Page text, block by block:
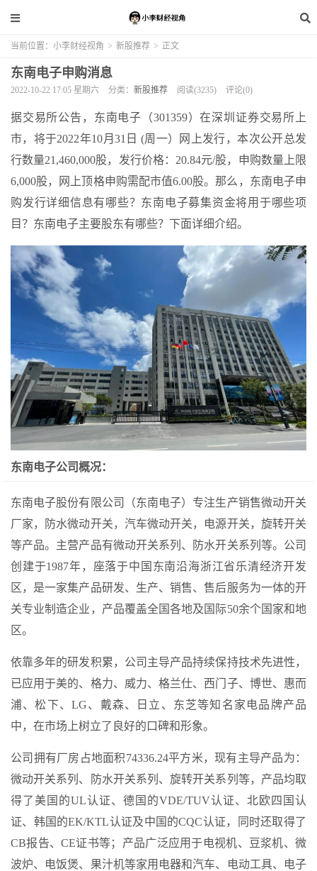
当前位置： 小李财经视角 > 新股推荐 > 正文
东南电子申购消息
2022-10-22 17:05 星期六 分类： 新股推荐 阅读(3235) 评论(0)
据交易所公告，东南电子（301359）在深圳证券交易所上
市，将于2022年10月31日 (周一）网上发行，本次公开总发
行数量21,460,000股，发行价格：20.84元/股，申购数量上限
6,000股，网上顶格申购需配市值6.00股。那么，东南电子申
购发行详细信息有哪些？东南电子募集资金将用于哪些项
目？东南电子主要股东有哪些？下面详细介绍。
东南电子公司概况：
东南电子股份有限公司（东南电子）专注生产销售微动开关
厂家，防水微动开关，汽车微动开关，电源开关，旋转开关
等产品。主营产品有微动开关系列、防水开关系列等。公司
创建于1987年，座落于中国东南沿海浙江省乐清经济开发
区，是一家集产品研发、生产、销售、售后服务为一体的开
关专业制造企业，产品覆盖全国各地及国际50余个国家和地
区。
依靠多年的研发积累，公司主导产品持续保持技术先进性，
已应用于美的、格力、威力、格兰仕、西门子、博世、惠而
浦、松下、LG、戴森、日立、东芝等知名家电品牌产品
中，在市场上树立了良好的口碑和形象。
公司拥有厂房占地面积74336.24平方米，现有主导产品为：
微动开关系列、防水开关系列、旋转开关系列等，产品均取
得了美国的UL认证、德国的VDE/TUV认证、北欧四国认
证、韩国的EK/KTL认证及中国的CQC认证，同时还取得了
CB报告、CE证书等；产品广泛应用于电视机、豆浆机、微
波炉、电饭煲、果汁机等家用电器和汽车、电动工具、电子